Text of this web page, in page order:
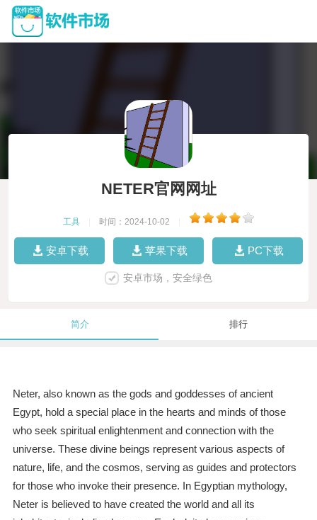
NETER官网网址
工具 时间：2024-10-02
安卓下载 苹果下载 PC下载
安卓市场，安全绿色
简介 排行
Neter, also known as the gods and goddesses of ancient
Egypt, hold a special place in the hearts and minds of those
who seek spiritual enlightenment and connection with the
universe. These divine beings represent various aspects of
nature, life, and the cosmos, serving as guides and protectors
for those who invoke their presence. In Egyptian mythology,
Neter is believed to have created the world and all its